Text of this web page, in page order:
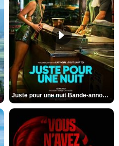
Juste pour une nuit Bande-annonce VO STFR